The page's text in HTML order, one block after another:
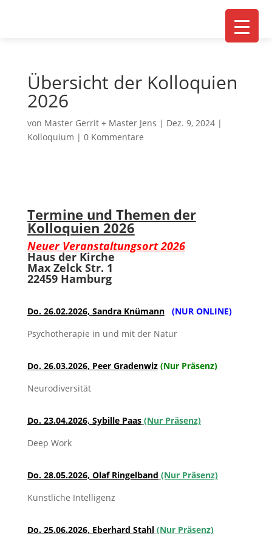
Übersicht der Kolloquien
2026
von Master Gerrit + Master Jens | Dez. 9, 2024|
Kolloquium | 0 Kommentare
Termine und Themen der
Kolloquien 2026
Neuer Veranstaltungsort 2026
Haus der Kirche
Max ZelckStr. 1
22459 Hamburg
Do. 26.02.2026, Sandra Knümann
(NUR ONLINE)
Psychotherapie in und mit der Natur
Do. 26.03.2026, Peer Gradenwiz (Nur Präsenz)
Neurodiversität
Do. 23.04.2026, Sybille Paas (Nur Präsenz)
Deep Work
Do. 28.05.2026, Olaf Ringelband (Nur Präsenz)
Künstliche Intelligenz
Do. 25.06.2026, Eberhard Stahl (Nur Präsenz)